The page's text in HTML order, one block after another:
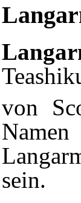
von
sein.